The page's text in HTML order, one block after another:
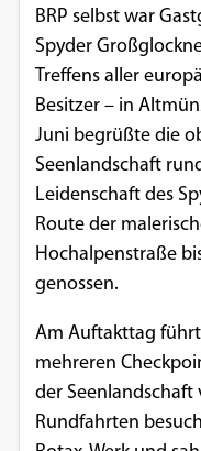
BRP selbst war
Spyder
Treffens aller
Besitzer – in
Juni begrüßte die
Seenlandschaft
Leidenschaft des
Route der
Hochalpenstraße
genossen.
Am Auftakttag
mehreren
der Seenlandschaft
Rundfahrten
Name:
Dieser
Cookie
EXTERNE